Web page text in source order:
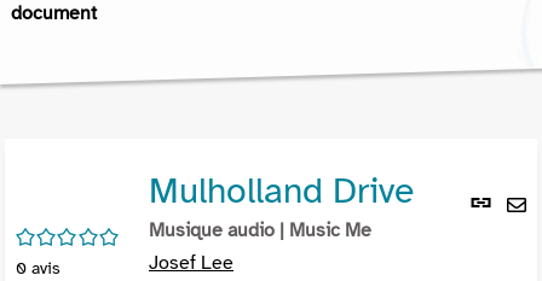
document
Lien
/5
0 avis
Mulholland Drive
Musique audio | Music Me
Josef Lee